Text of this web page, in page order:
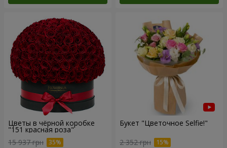
Цветы в чёрной коробке
"151 красная роза"
15 937 грн
Букет "Цветочное Selfie!"
2 352 грн